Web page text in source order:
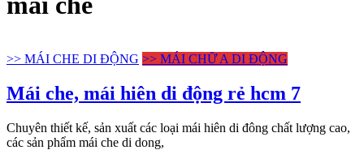
Hiên,
Bạt
Giá
Rẻ
TP.HCM
>> MÁI CHE DI ĐỘNG >> MÁI CHỮ A DI ĐỘNG
Mái che, mái hiên di động rẻ hcm 7
Chuyên thiết kế, sản xuất các loại mái hiên di đông chất lượng cao,
các sản phẩm mái che di dong,